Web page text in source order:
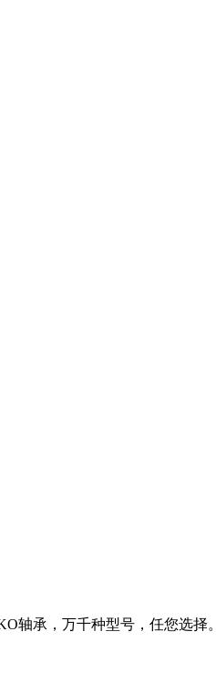
轴承，万千种型号，任您选择。